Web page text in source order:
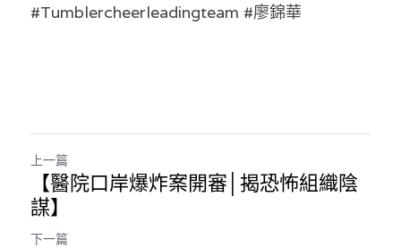
#Tumblercheerleadingteam #廖錦華
上一篇
【醫院口岸爆炸案開審│揭恐怖組織陰
謀】
下一篇